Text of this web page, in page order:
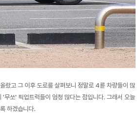
랐고 그 이후 도로를 살펴보니 정말로 4륜 차량들이 많
쏘' 픽업트럭들이 엄청 많다는 점입니다. 그래서 오늘
하겠습니다.